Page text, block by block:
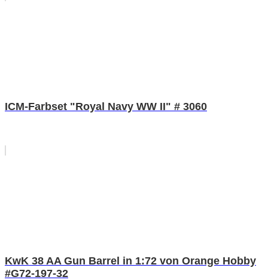
ICM-Farbset "Royal Navy WW II" # 3060
KwK 38 AA Gun Barrel in 1:72 von Orange Hobby
#G72-197-32